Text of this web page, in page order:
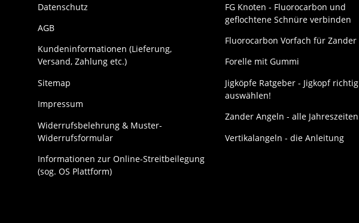
Datenschutz
AGB
Kundeninformationen (Lieferung,
Versand, Zahlung etc.)
Sitemap
Impressum
Widerrufsbelehrung & Muster-
Widerrufsformular
Informationen zur Online-Streitbeilegung
(sog. OS Plattform)
FG Knoten - Fluorocarbon und
geflochtene Schnüre verbinden
Fluorocarbon Vorfach für Zander
Forelle mit Gummi
Jigköpfe Ratgeber - Jigkopf richtig
auswählen!
Zander Angeln - alle Jahreszeiten
Vertikalangeln - die Anleitung